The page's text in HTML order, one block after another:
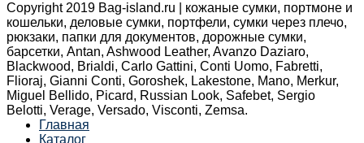
Copyright 2019 Bag-island.ru | кожаные сумки, портмоне и
кошельки, деловые сумки, портфели, сумки через плечо,
рюкзаки, папки для документов, дорожные сумки,
барсетки, Antan, Ashwood Leather, Avanzo Daziaro,
Blackwood, Brialdi, Carlo Gattini, Conti Uomo, Fabretti,
Flioraj, Gianni Conti, Goroshek, Lakestone, Mano, Merkur,
Miguel Bellido, Picard, Russian Look, Safebet, Sergio
Belotti, Verage, Versado, Visconti, Zemsa.
Главная
Каталог